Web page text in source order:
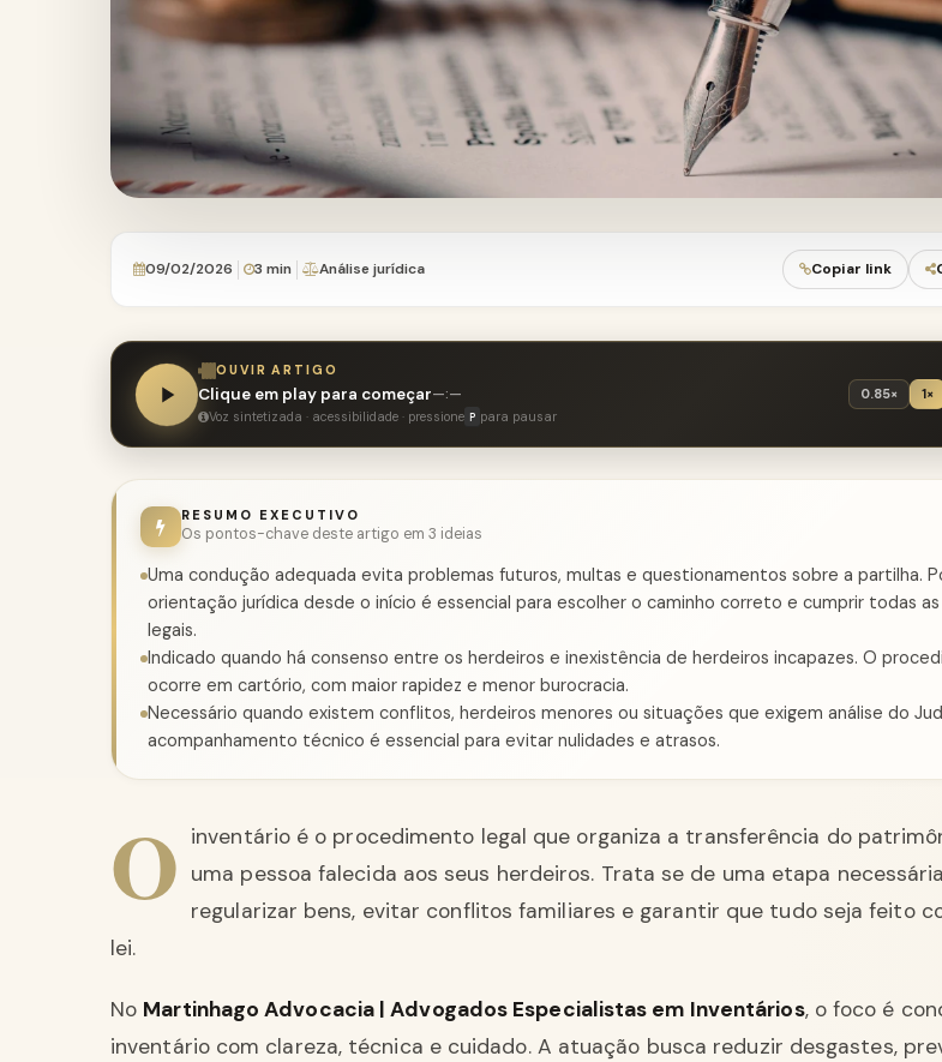
09/02/2026 3 min Análise jurídica Copiar link
OUVIR ARTIGO
Clique em play para começar—:— 0.85× 1×
Voz sintetizada · acessibilidade · pressione P para pausar
RESUMO EXECUTIVO
Os pontos-chave deste artigo em 3 ideias
Uma condução adequada evita problemas futuros, multas e questionamentos sobre a partilha.
orientação jurídica desde o início é essencial para escolher o caminho correto e cumprir todas as
legais.
Indicado quando há consenso entre os herdeiros e inexistência de herdeiros incapazes. O
ocorre em cartório, com maior rapidez e menor burocracia.
Necessário quando existem conflitos, herdeiros menores ou situações que exigem análise do
acompanhamento técnico é essencial para evitar nulidades e atrasos.
O inventário é o procedimento legal que organiza a transferência do
uma pessoa falecida aos seus herdeiros. Trata se de uma etapa
regularizar bens, evitar conflitos familiares e garantir que tudo seja feito
lei.
No Martinhago Advocacia | Advogados Especialistas em Inventários, o foco é
inventário com clareza, técnica e cuidado. A atuação busca reduzir desgastes,